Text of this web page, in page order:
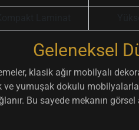
Geleneksel
klasik ağır mobilyalı
ve yumuşak dokulu
Bu sayede mekanın